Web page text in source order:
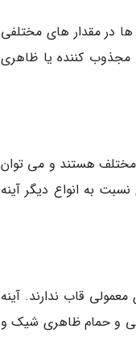
در مقدار های مختلفی
کننده یا ظاهری
مختلف هستند و می توان
به انواع دیگر آینه
قاب ندارند. آینه
و حمام ظاهری شیک و